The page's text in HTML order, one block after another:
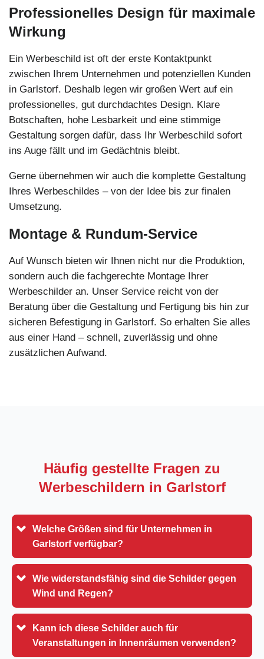
Professionelles Design für maximale
Wirkung
Ein Werbeschild ist oft der erste Kontaktpunkt
zwischen Ihrem Unternehmen und potenziellen Kunden
in Garlstorf. Deshalb legen wir großen Wert auf ein
professionelles, gut durchdachtes Design. Klare
Botschaften, hohe Lesbarkeit und eine stimmige
Gestaltung sorgen dafür, dass Ihr Werbeschild sofort
ins Auge fällt und im Gedächtnis bleibt.
Gerne übernehmen wir auch die komplette Gestaltung
Ihres Werbeschildes – von der Idee bis zur finalen
Umsetzung.
Montage & Rundum-Service
Auf Wunsch bieten wir Ihnen nicht nur die Produktion,
sondern auch die fachgerechte Montage Ihrer
Werbeschilder an. Unser Service reicht von der
Beratung über die Gestaltung und Fertigung bis hin zur
sicheren Befestigung in Garlstorf. So erhalten Sie alles
aus einer Hand – schnell, zuverlässig und ohne
zusätzlichen Aufwand.
Häufig gestellte Fragen zu
Werbeschildern in Garlstorf
Welche Größen sind für Unternehmen in
Garlstorf verfügbar?
Wie widerstandsfähig sind die Schilder gegen
Wind und Regen?
Kann ich diese Schilder auch für
Veranstaltungen in Innenräumen verwenden?